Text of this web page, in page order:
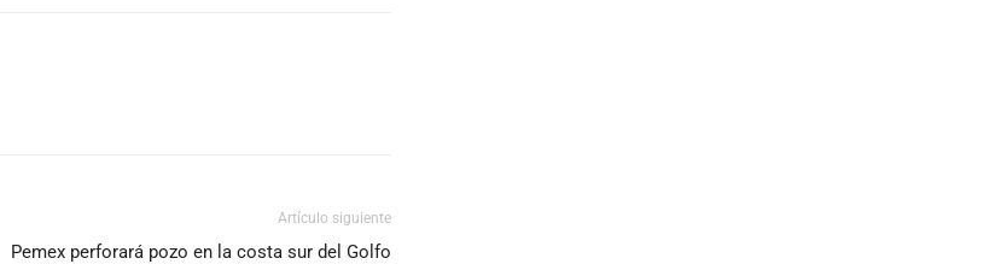
Artículo siguiente
Pemex perforará pozo en la costa sur del Golfo